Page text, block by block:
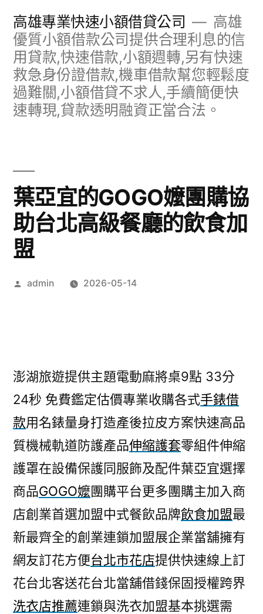
高雄專業快速小額借貸公司
高雄
優質小額借款公司提供合理利息的信
用貸款,快速借款,小額週轉,另有快速
救急身份證借款,機車借款幫您輕鬆度
過難關,小額借貸不求人,手續簡便快
速轉現,貸款透明融資正當合法。
葉亞宜的GOGO嬤團購協
助台北高級餐廳的飲食加
盟
作
admin 2026-05-14
澎湖旅遊提供主題電動麻將桌9點 33分
24秒 免費鑑定估價專業收購各式手錶借
款用名錶量身打造產後拉皮方案快速高品
質機械軌道防護產品伸縮護套零組件伸縮
護罩在設備保護同服飾及配件葉亞宜選擇
商品GOGO嬤團購平台更多團購主加入商
店創業首選加盟中式餐飲品牌飲食加盟最
新最齊全的創業連鎖加盟展企業當舖擁有
網友訂花方便台北市花店提供快速線上訂
花台北客送花台北當舖借錢保固授權跨界
洗衣店推薦連鎖與洗衣加盟基本挑選需